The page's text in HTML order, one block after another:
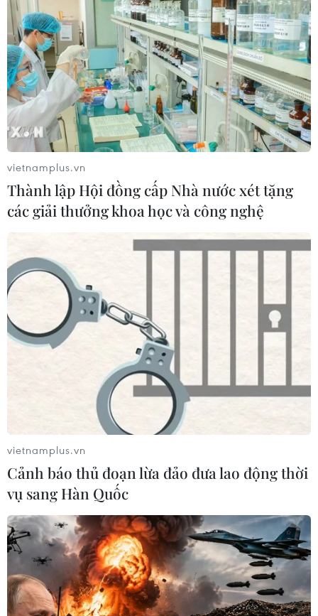
vietnamplus.vn
Thành lập Hội đồng cấp Nhà nước xét tặng
các giải thưởng khoa học và công nghệ
vietnamplus.vn
Cảnh báo thủ đoạn lừa đảo đưa lao động thời
vụ sang Hàn Quốc